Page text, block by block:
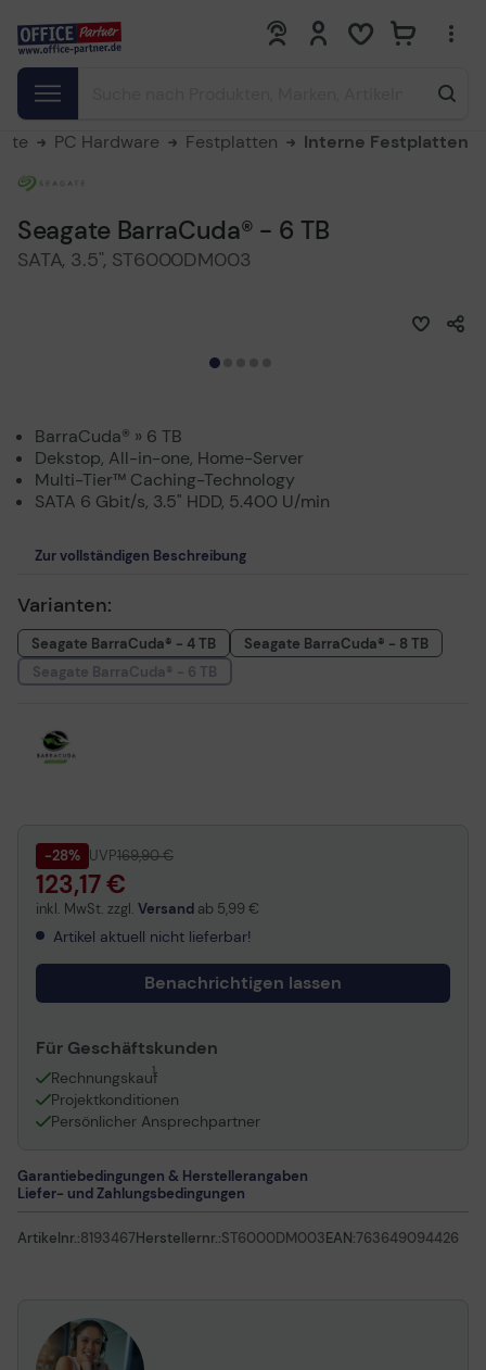
0 0
PC Hardware Festplatten Interne Festplatten
Seagate BarraCuda® - 6 TB
SATA, 3.5", ST6000DM003
BarraCuda® » 6 TB
Dekstop, All-in-one, Home-Server
Multi-Tier™ Caching-Technology
SATA 6 Gbit/s, 3.5" HDD, 5.400 U/min
Zur vollständigen Beschreibung
Varianten:
Seagate BarraCuda® - 4 TB
Seagate BarraCuda® - 8 TB
Seagate BarraCuda® - 6 TB
-28% UVP169,90 €
123,17 €
inkl. MwSt. zzgl. Versand ab 5,99 €
Artikel aktuell nicht lieferbar!
Benachrichtigen lassen
Für Geschäftskunden
Rechnungskauf
Projektkonditionen
Persönlicher Ansprechpartner
Garantiebedingungen & Herstellerangaben
Liefer- und Zahlungsbedingungen
Artikelnr.:8193467Herstellernr.:ST6000DM003EAN:763649094426